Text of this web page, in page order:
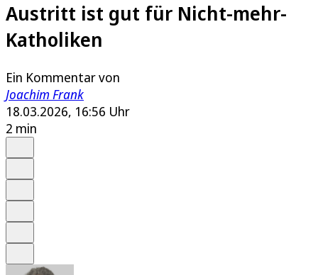
Austritt ist gut für Nicht-mehr-
Katholiken
Ein Kommentar von
Joachim Frank
18.03.2026, 16:56 Uhr
2 min